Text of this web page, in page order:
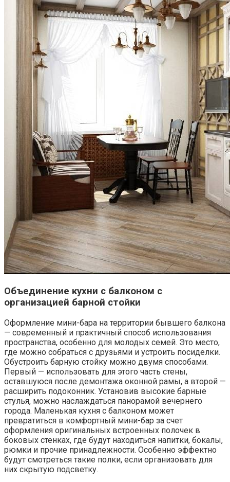
Объединение кухни с балконом с
организацией барной стойки
Оформление мини-бара на территории бывшего балкона
— современный и практичный способ использования
пространства, особенно для молодых семей. Это место,
где можно собраться с друзьями и устроить посиделки.
Обустроить барную стойку можно двумя способами.
Первый — использовать для этого часть стены,
оставшуюся после демонтажа оконной рамы, а второй —
расширить подоконник. Установив высокие барные
стулья, можно наслаждаться панорамой вечернего
города. Маленькая кухня с балконом может
превратиться в комфортный мини-бар за счет
оформления оригинальных встроенных полочек в
боковых стенках, где будут находиться напитки, бокалы,
рюмки и прочие принадлежности. Особенно эффектно
будут смотреться такие полки, если организовать для
них скрытую подсветку.